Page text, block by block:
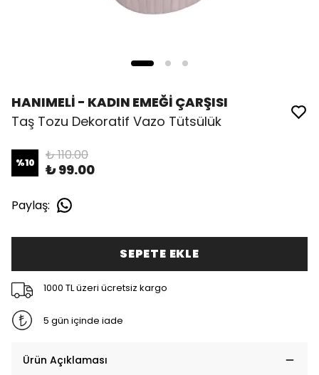
HANIMELİ - KADIN EMEĞİ ÇARŞISI
Taş Tozu Dekoratif Vazo Tütsülük
%10 ₺ 110.00
₺ 99.00
Paylaş:
SEPETE EKLE
1000 TL üzeri ücretsiz kargo
5 gün içinde iade
Ürün Açıklaması